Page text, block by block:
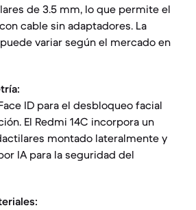
de 3.5 mm, lo que permite el
cable sin adaptadores. La
variar según el mercado en
ID para el desbloqueo facial
El Redmi 14C incorpora un
montado lateralmente y
IA para la seguridad del